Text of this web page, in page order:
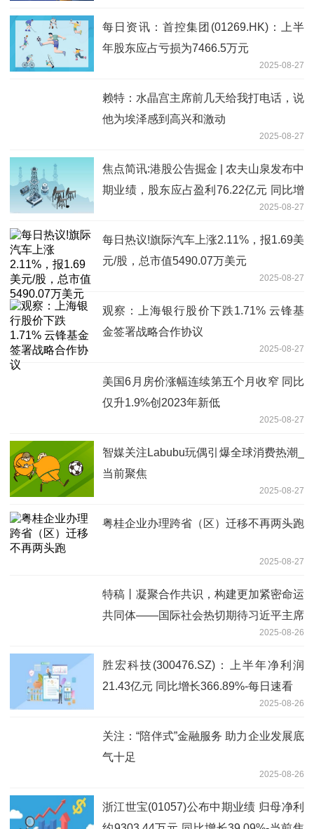
每日资讯：首控集团(01269.HK)：上半
年股东应占亏损为7466.5万元
2025-08-27
赖特：水晶宫主席前几天给我打电话，说
他为埃泽感到高兴和激动
2025-08-27
焦点简讯:港股公告掘金 | 农夫山泉发布中
期业绩，股东应占盈利76.22亿元 同比增
2025-08-27
每日热议!旗际汽车上涨2.11%，报1.69美
元/股，总市值5490.07万美元
2025-08-27
观察：上海银行股价下跌1.71% 云锋基
金签署战略合作协议
2025-08-27
美国6月房价涨幅连续第五个月收窄 同比
仅升1.9%创2023年新低
2025-08-27
智媒关注Labubu玩偶引爆全球消费热潮_
当前聚焦
2025-08-27
粤桂企业办理跨省（区）迁移不再两头跑
2025-08-27
特稿丨凝聚合作共识，构建更加紧密命运
共同体——国际社会热切期待习近平主席
2025-08-26
胜宏科技(300476.SZ)：上半年净利润
21.43亿元 同比增长366.89%-每日速看
2025-08-26
关注：“陪伴式”金融服务 助力企业发展底
气十足
2025-08-26
浙江世宝(01057)公布中期业绩 归母净利